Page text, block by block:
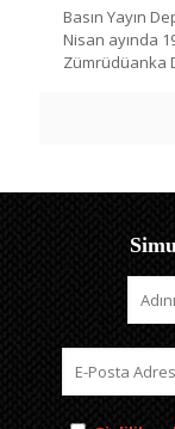
Basın Yayın
Nisan ayında
Zümrüdüanka